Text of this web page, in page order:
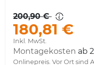
200,90 €
180,81 €
Inkl. MwSt.
Montagekosten ab
Onlinepreis. Vor Ort sind